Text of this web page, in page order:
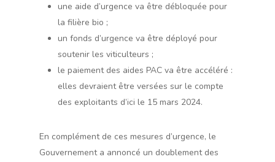
une aide d’urgence va être débloquée pour
la filière bio ;
un fonds d’urgence va être déployé pour
soutenir les viticulteurs ;
le paiement des aides PAC va être accéléré :
elles devraient être versées sur le compte
des exploitants d’ici le 15 mars 2024.
En complément de ces mesures d’urgence, le
Gouvernement a annoncé un doublement des